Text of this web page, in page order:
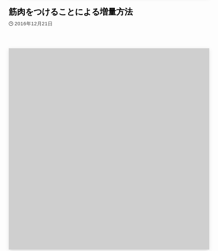
筋肉をつけることによる増量方法
2016年12月21日